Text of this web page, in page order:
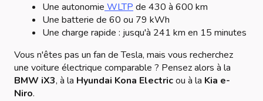
Une autonomie WLTP de 430 à 600 km
Une batterie de 60 ou 79 kWh
Une charge rapide : jusqu'à 241 km en 15 minutes
Vous n'êtes pas un fan de Tesla, mais vous recherchez
une voiture électrique comparable ? Pensez alors à la
BMW iX3, à la Hyundai Kona Electricou à la Kia e-
Niro.